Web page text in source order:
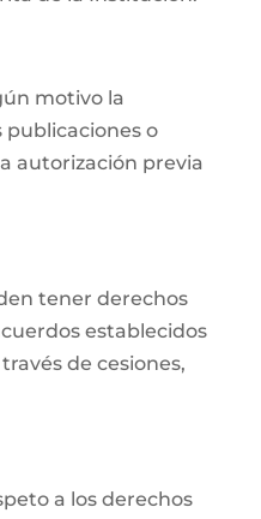
motivo la
publicaciones o
autorización previa
tener derechos
establecidos
de cesiones,
a los derechos